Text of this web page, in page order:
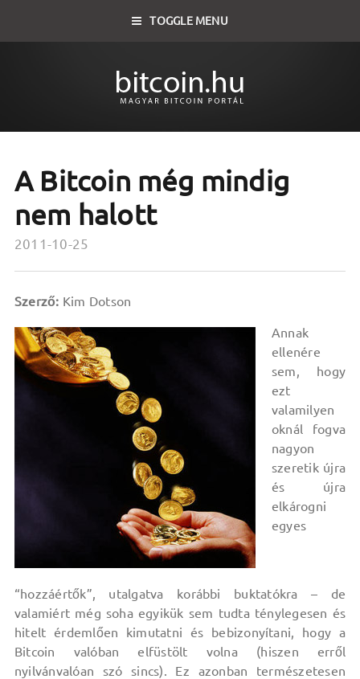
TOGGLE MENU
A Bitcoin még mindig
nem halott
2011-10-25
Szerző: Kim Dotson
Annak
ellenére
sem, hogy
ezt
valamilyen
oknál fogva
nagyon
szeretik újra
és újra
elkárogni
egyes
“hozzáértők”, utalgatva korábbi buktatókra – de
valamiért még soha egyikük sem tudta ténylegesen és
hitelt érdemlően kimutatni és bebizonyítani, hogy a
Bitcoin valóban elfüstölt volna (hiszen erről
nyilvánvalóan szó sincs). Ez azonban természetesen